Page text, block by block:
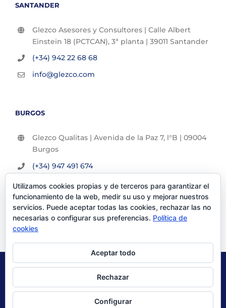
SANTANDER
Glezco Asesores y Consultores | Calle Albert
Einstein 18 (PCTCAN), 3ª planta | 39011 Santander
(+34) 942 22 68 68
info@glezco.com
BURGOS
Glezco Qualitas | Avenida de la Paz 7, l°B | 09004
Burgos
(+34) 947 491 674
info@glezco.com
© Glezco Asesores y Consultores 2019 | Todos los derechos
Politica de Privacidad
X LinkedInYouTube
Utilizamos cookies propias y de terceros para garantizar el
funcionamiento de la web, medir su uso y mejorar nuestros
servicios. Puede aceptar todas las cookies, rechazar las no
necesarias o configurar sus preferencias. Política de
cookies
Aceptar todo
Rechazar
Configurar